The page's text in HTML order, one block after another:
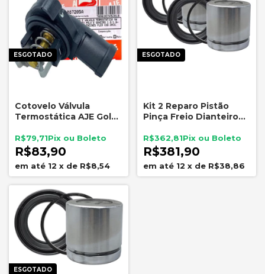
ESGOTADO
Cotovelo Válvula
Termostática AJE Gol
EA111
R$83,90
R$79,71
12 x de R$8,54
ESGOTADO
Kit 2 Reparo Pistão
Pinça Freio Dianteiro
R$381,90
R$362,81
12 x de R$38,86
ESGOTADO